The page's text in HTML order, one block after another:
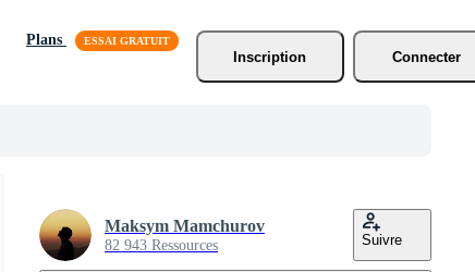
Plans
Inscription
Connecter
Maksym Mamchurov
82 943 Ressources Suivre